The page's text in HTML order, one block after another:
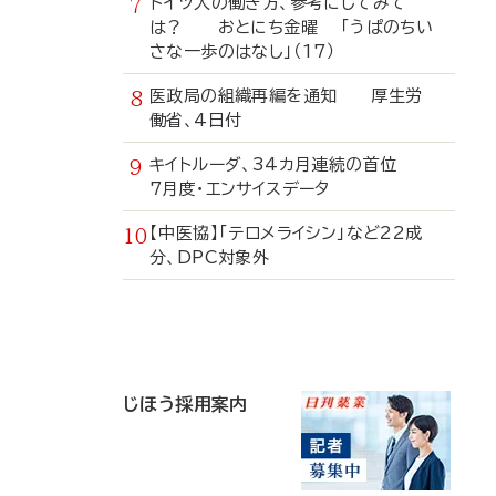
は？ おとにち金曜 「うぱのちい
さな一歩のはなし」（17）
医政局の組織再編を通知 厚生労
働省、4日付
キイトルーダ、34カ月連続の首位
7月度・エンサイスデータ
【中医協】「テロメライシン」など22成
分、DPC対象外
じほう採用案内